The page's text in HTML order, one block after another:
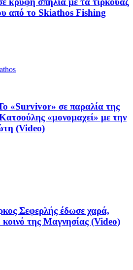
από το Skiathos Fishing
σε παραλία της
«μονομαχεί» με την
(Video)
Σεφερλής έδωσε χαρά,
της Μαγνησίας (Video)